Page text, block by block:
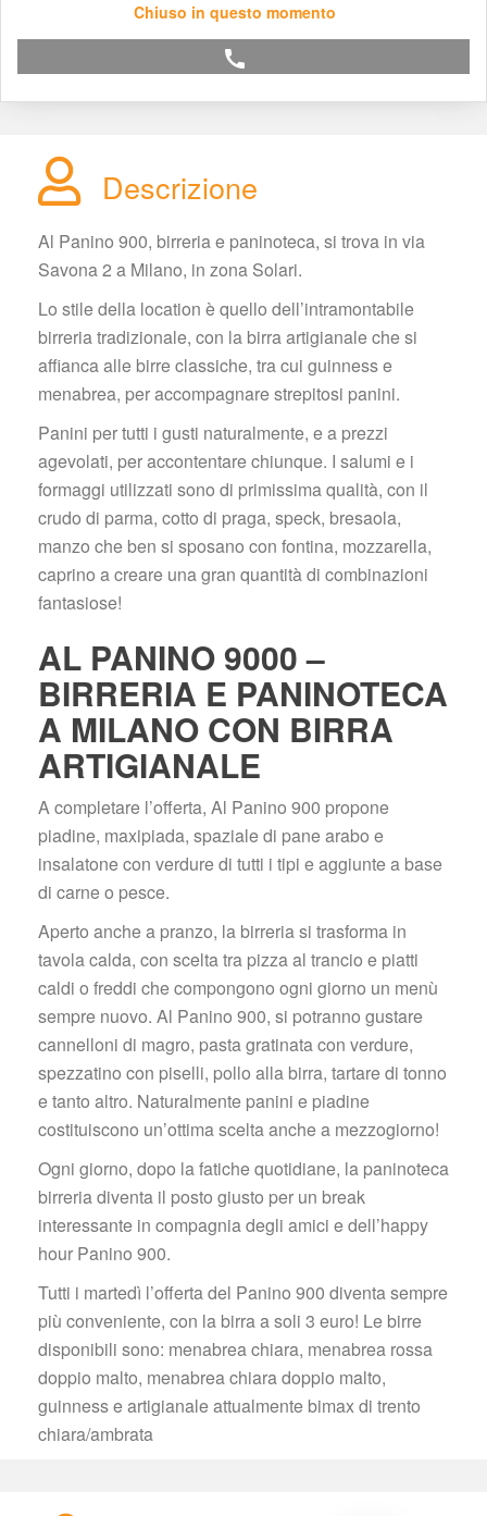
Chiuso in questo momento
call
Descrizione
Al Panino 900, birreria e paninoteca, si trova in via
Savona 2 a Milano, in zona Solari.
Lo stile della location è quello dell’intramontabile
birreria tradizionale, con la birra artigianale che si
affianca alle birre classiche, tra cui guinness e
menabrea, per accompagnare strepitosi panini.
Panini per tutti i gusti naturalmente, e a prezzi
agevolati, per accontentare chiunque. I salumi e i
formaggi utilizzati sono di primissima qualità, con il
crudo di parma, cotto di praga, speck, bresaola,
manzo che ben si sposano con fontina, mozzarella,
caprino a creare una gran quantità di combinazioni
fantasiose!
AL PANINO 9000 –
BIRRERIA E PANINOTECA
A MILANO CON BIRRA
ARTIGIANALE
A completare l’offerta, Al Panino 900 propone
piadine, maxipiada, spaziale di pane arabo e
insalatone con verdure di tutti i tipi e aggiunte a base
di carne o pesce.
Aperto anche a pranzo, la birreria si trasforma in
tavola calda, con scelta tra pizza al trancio e piatti
caldi o freddi che compongono ogni giorno un menù
empre nuovo. Al Panino 900, si potranno gustare
cannelloni di magro, pasta gratinata con verdure,
pezzatino con piselli, pollo alla birra, tartare di tonno
e tanto altro. Naturalmente panini e piadine
costituiscono un’ottima scelta anche a mezzogiorno!
Ogni giorno, dopo la fatiche quotidiane, la paninoteca
birreria diventa il posto giusto per un break
interessante in compagnia degli amici e dell’happy
hour Panino 900.
Tutti i martedì l’offerta del Panino 900 diventa sempre
più conveniente, con la birra a soli 3 euro! Le birre
disponibili sono: menabrea chiara, menabrea rossa
doppio malto, menabrea chiara doppio malto,
guinness e artigianale attualmente bimax di trento
chiara/ambrata